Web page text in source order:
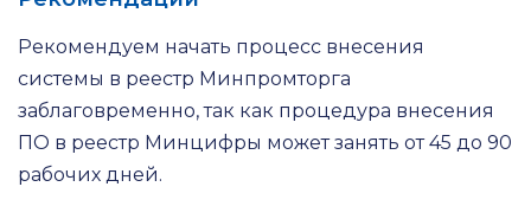
Рекомендуем начать процесс внесения
системы в реестр Минпромторга
заблаговременно, так как процедура внесения
ПО в реестр Минцифры может занять от 45 до 90
рабочих дней.